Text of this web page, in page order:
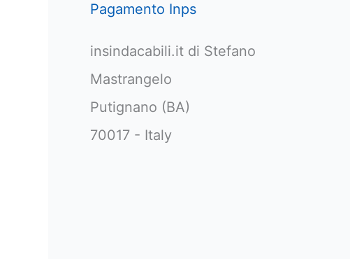
Pagamento Inps
insindacabili.it di Stefano
Mastrangelo
Putignano (BA)
70017 - Italy